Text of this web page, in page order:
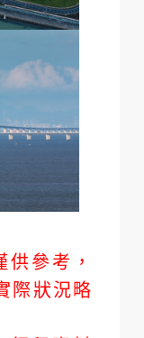
參考，
際狀況略